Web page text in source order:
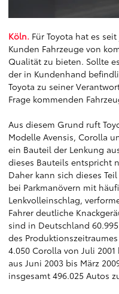
Köln. Für Toyota hat es
Kunden Fahrzeuge von
Qualität zu bieten. Sollte
der in Kundenhand
Toyota zu seiner
Frage kommenden
Aus diesem Grund ruft
Modelle Avensis, Corolla
ein Bauteil der Lenkung
dieses Bauteils entspricht
Daher kann sich dieses
bei Parkmanövern mit
Lenkvolleinschlag,
Fahrer deutliche
sind in Deutschland
des
4.050 Corolla von Juli 2001
aus Juni 2003 bis März
insgesamt 496.025 Autos